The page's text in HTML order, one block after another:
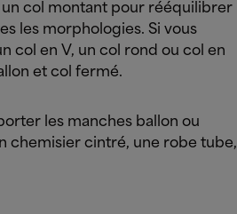
col montant pour rééquilibrer
les morphologies. Si vous
col en V, un col rond ou col en
et col fermé.
les manches ballon ou
chemisier cintré, une robe tube,